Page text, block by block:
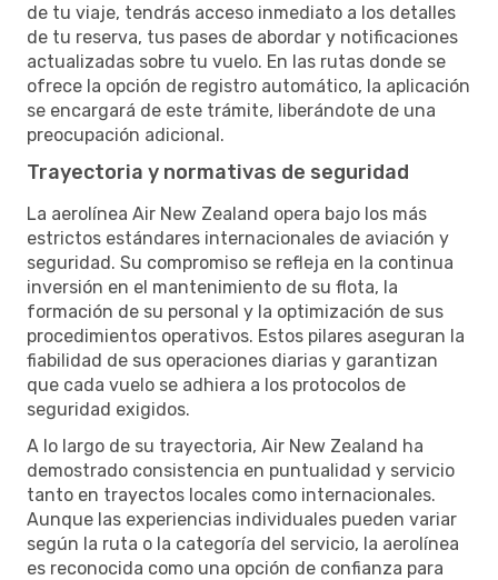
de tu viaje, tendrás acceso inmediato a los detalles
de tu reserva, tus pases de abordar y notificaciones
actualizadas sobre tu vuelo. En las rutas donde se
ofrece la opción de registro automático, la aplicación
se encargará de este trámite, liberándote de una
preocupación adicional.
Trayectoria y normativas de seguridad
La aerolínea Air New Zealand opera bajo los más
estrictos estándares internacionales de aviación y
seguridad. Su compromiso se refleja en la continua
inversión en el mantenimiento de su flota, la
formación de su personal y la optimización de sus
procedimientos operativos. Estos pilares aseguran la
fiabilidad de sus operaciones diarias y garantizan
que cada vuelo se adhiera a los protocolos de
seguridad exigidos.
A lo largo de su trayectoria, Air New Zealand ha
demostrado consistencia en puntualidad y servicio
tanto en trayectos locales como internacionales.
Aunque las experiencias individuales pueden variar
según la ruta o la categoría del servicio, la aerolínea
es reconocida como una opción de confianza para